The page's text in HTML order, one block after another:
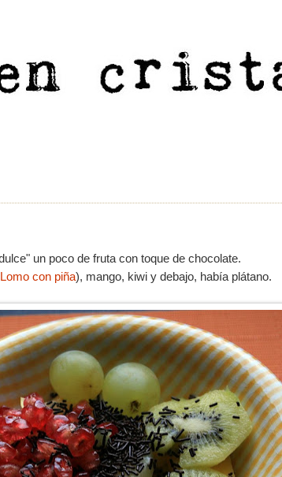
un poco de fruta con toque de chocolate.
Lomo con piña), mango, kiwi y debajo, había plátano.